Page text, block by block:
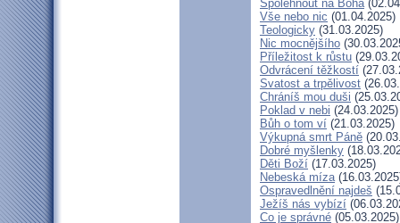
Spolehnout na Boha
Vše nebo nic (01.04.2025)
Teologicky (31.03.2025)
Nic mocnějšího
Příležitost k růstu
Odvrácení těžkostí
Svatost a trpělivost
Chráníš mou duši
Poklad v nebi (24.03.2025)
Bůh o tom ví (21.03.2025)
Výkupná smrt Páně
Dobré myšlenky
Děti Boží (17.03.2025)
Nebeská míza
Ospravedlnění najdeš
Ježíš nás vybízí
Co je správné (05.03.2025)